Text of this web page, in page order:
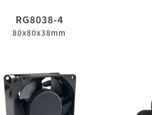
RG8038-4
80x80x38mm